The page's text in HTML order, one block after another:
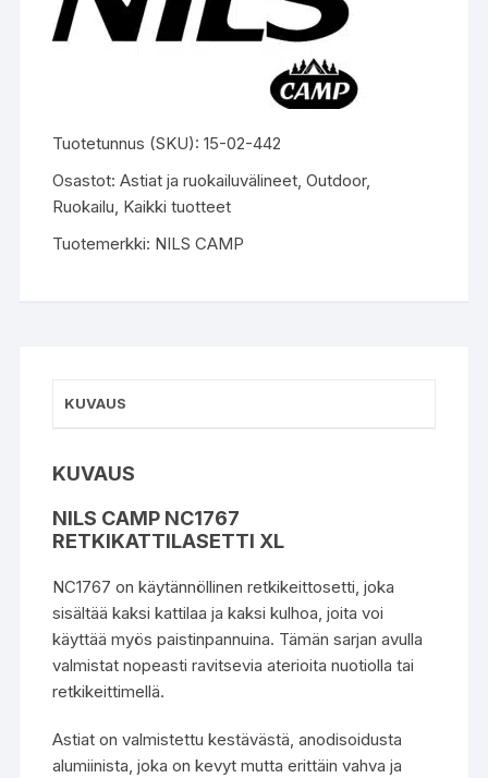
Tuotetunnus (SKU):15-02-442
Osastot:Astiat ja ruokailuvälineet,Outdoor,
Ruokailu, Kaikki tuotteet
Tuotemerkki: NILS CAMP
KUVAUS
KUVAUS
NILS CAMP NC1767
RETKIKATTILASETTI XL
NC1767 on käytännöllinen retkikeittosetti, joka
sisältää kaksi kattilaa ja kaksi kulhoa, joita voi
käyttää myös paistinpannuina. Tämän sarjan avulla
valmistat nopeasti ravitsevia aterioita nuotiolla tai
retkikeittimellä.
Astiat on valmistettu kestävästä, anodisoidusta
alumiinista, joka on kevyt mutta erittäin vahva ja